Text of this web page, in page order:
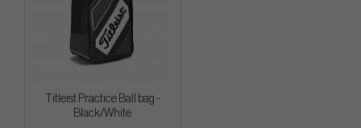
Titleist Practice Ball bag -
Black/White